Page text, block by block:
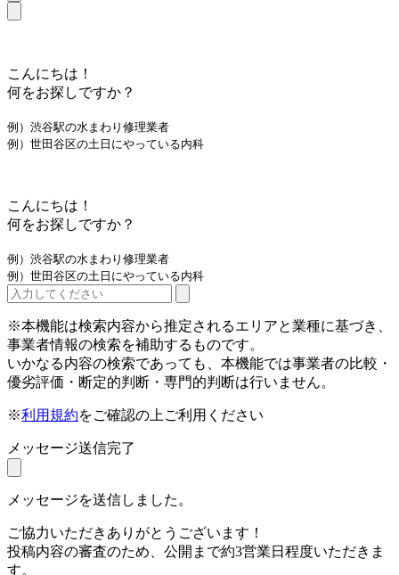
こんにちは！
何をお探しですか？
例）渋谷駅の水まわり修理業者
例）世田谷区の土日にやっている内科
こんにちは！
何をお探しですか？
例）渋谷駅の水まわり修理業者
例）世田谷区の土日にやっている内科
※本機能は検索内容から推定されるエリアと業種に基づき、
事業者情報の検索を補助するものです。
いかなる内容の検索であっても、本機能では事業者の比較・
優劣評価・断定的判断・専門的判断は行いません。
※利用規約をご確認の上ご利用ください
メッセージ送信完了
メッセージを送信しました。
ご協力いただきありがとうございます！
投稿内容の審査のため、公開まで約3営業日程度いただきま
す。